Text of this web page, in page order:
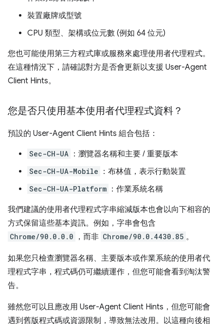
裝置廠牌或型號
CPU 類型、架構或位元數 (例如 64 位元)
您也可能使用第三方程式庫或服務來處理使用者代理程式。
在這種情況下，請確認對方是否會更新以支援 User-Agent
Client Hints。
您是否只使用基本使用者代理程式資料？
預設的 User-Agent Client Hints 組合包括：
Sec-CH-UA ：瀏覽器名稱和主要 / 重要版本
Sec-CH-UA-Mobile ：布林值，表示行動裝置
Sec-CH-UA-Platform ：作業系統名稱
我們建議的使用者代理程式字串縮減版本也會以向下相容的
方式保留這些基本資訊。例如，字串會包含
Chrome/90.0.0.0 ，而非 Chrome/90.0.4430.85 。
如果您只檢查瀏覽器名稱、主要版本或作業系統的使用者代
理程式字串，程式碼仍可繼續運作，但您可能會看到淘汰警
告。
雖然您可以且應改用 User-Agent Client Hints，但您可能會
遇到舊版程式碼或資源限制，導致無法改用。以這種向後相